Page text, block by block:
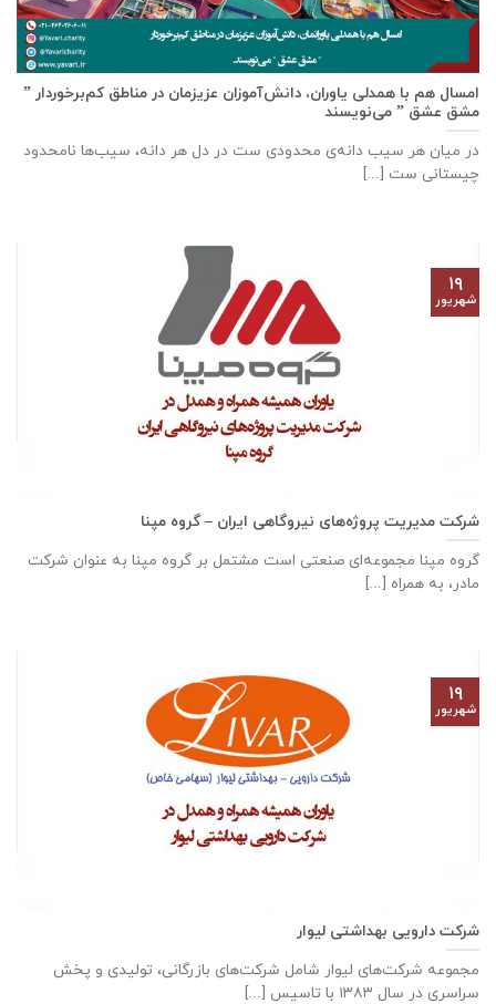
امسال هم با همدلی یاوران، دانش‌آموزان عزیزمان در مناطق کم‌برخوردار ”
مشق عشق ” می‌نویسند
در میان هر سیب دانه‌ی محدودی ست در دل هر دانه، سیب‌ها نامحدود
چیستانی ست [...]
شرکت مدیریت پروژه‌های نیروگاهی ایران – گروه مپنا
گروه مپنا مجموعه‌ای صنعتى است مشتمل بر گروه مپنا به عنوان شرکت
مادر، به همراه [...]
۱۹
شهریور
شرکت دارویی بهداشتی لیوار
مجموعه شرکت‌های لیوار شامل شرکت‌های بازرگانی، تولیدی و پخش
سراسری در سال ۱۳۸۳ با تاسیس [...]
۱۹
شهریور